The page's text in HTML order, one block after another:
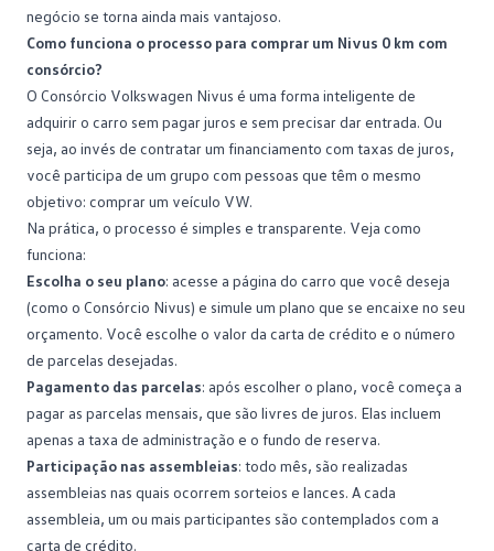
negócio se torna ainda mais vantajoso.
Como funciona o processo para comprar um Nivus 0 km com
consórcio?
O Consórcio Volkswagen Nivus é uma forma inteligente de
adquirir o carro sem pagar juros e sem precisar dar entrada. Ou
seja, ao invés de contratar um financiamento com taxas de juros,
você participa de um grupo com pessoas que têm o mesmo
objetivo: comprar um veículo VW.
Na prática, o processo é simples e transparente. Veja como
funciona:
Escolha o seu plano: acesse a página do carro que você deseja
(como o Consórcio Nivus) e simule um plano que se encaixe no seu
orçamento. Você escolhe o valor da carta de crédito e o número
de parcelas desejadas.
Pagamento das parcelas: após escolher o plano, você começa a
pagar as parcelas mensais, que são livres de juros. Elas incluem
apenas a taxa de administração e o fundo de reserva.
Participação nas assembleias: todo mês, são realizadas
assembleias nas quais ocorrem sorteios e lances. A cada
assembleia, um ou mais participantes são contemplados com a
carta de crédito.